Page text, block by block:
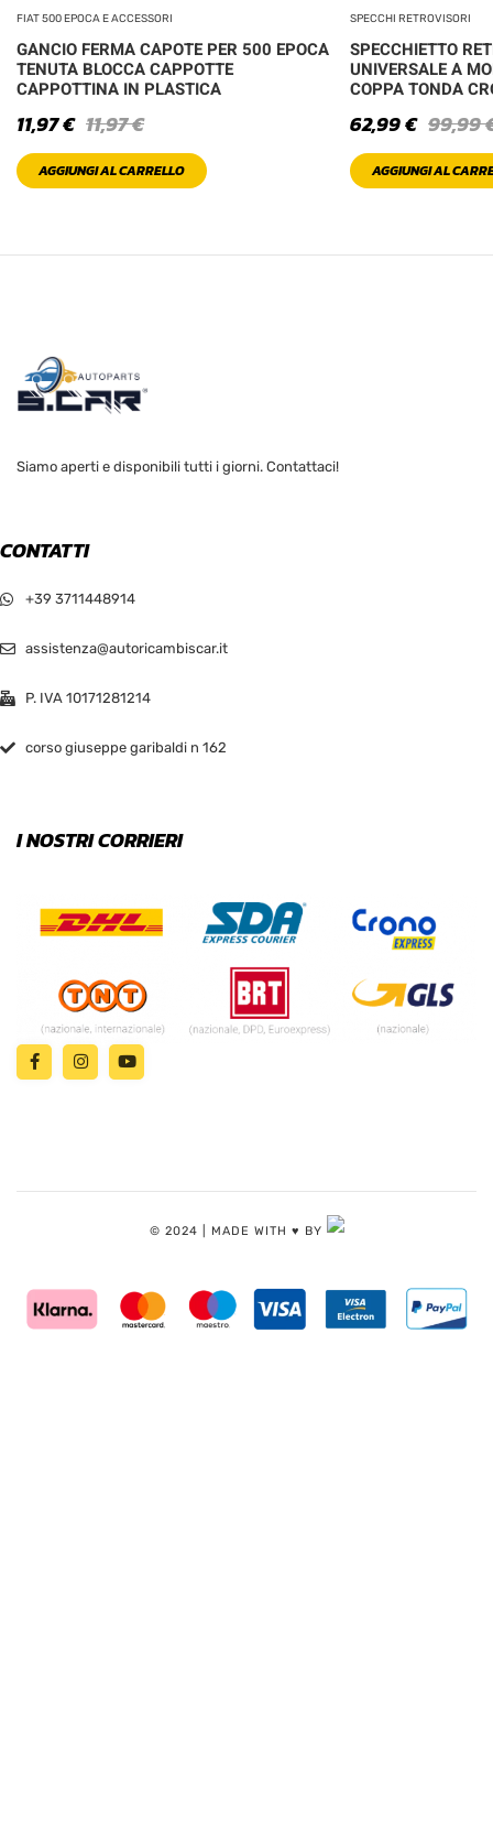
FIAT 500 EPOCA E ACCESSORI
GANCIO FERMA CAPOTE PER 500 EPOCA
TENUTA BLOCCA CAPPOTTE
CAPPOTTINA IN PLASTICA
11,97€
11,97€
AGGIUNGI AL CARRELLO
SPECCHI RETROVISORI
SPECCHIETTO
UNIVERSALE A
COPPA TONDA
99,99
62,99€
AGGIUNGI AL
Siamo aperti e disponibili tutti i giorni. Contattaci!
CONTATTI
+39 3711448914
assistenza@autoricambiscar.it
P. IVA 10171281214
corso giuseppe garibaldi n 162
I NOSTRI CORRIERI
© 2024 | MADE WITH ♥️ BY